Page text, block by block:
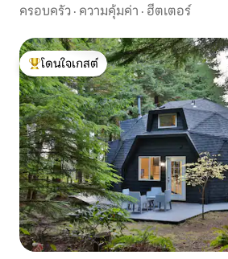
ครอบครัว · ความคุ้มค่า · ฮีตเตอร์
โดนใจเกสต์ที่สุด
โดนใจเกสต์